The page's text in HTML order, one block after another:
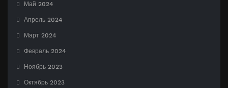
Май 2024
Апрель 2024
Март 2024
Февраль 2024
Ноябрь 2023
Октябрь 2023